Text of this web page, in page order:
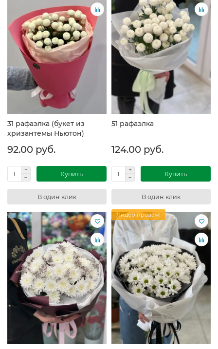
31 рафаэлка (букет из
хризантемы Ньютон)
92.00 руб.
Купить
В один клик
51 рафаэлка
124.00 руб.
Купить
В один клик
Лидер продаж!